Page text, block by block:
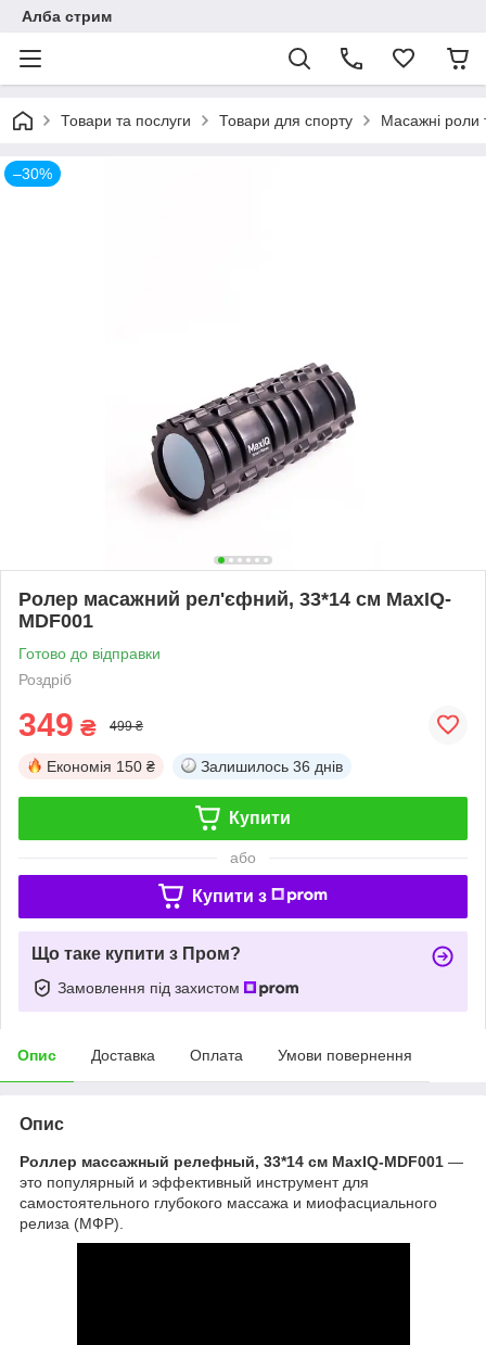
Алба стрим
Товари та послуги Товари для спорту Масажні роли
–30%
Ролер масажний рел'єфний, 33*14 см MaxIQ-
MDF001
Готово до відправки
Роздріб
349 ₴ 499 ₴
Економія 150 ₴ Залишилось 36 днів
Купити
або
Купити з
Що таке купити з Пром?
Замовлення під захистом
Опис Доставка Оплата Умови повернення
Опис
Роллер массажный релефный, 33*14 см MaxIQ-MDF001 —
это популярный и эффективный инструмент для
самостоятельного глубокого массажа и миофасциального
релиза (МФР).